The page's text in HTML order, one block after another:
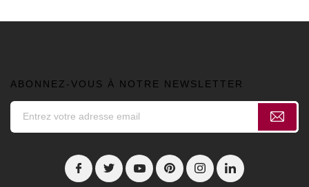
ABONNEZ-VOUS À NOTRE NEWSLETTER